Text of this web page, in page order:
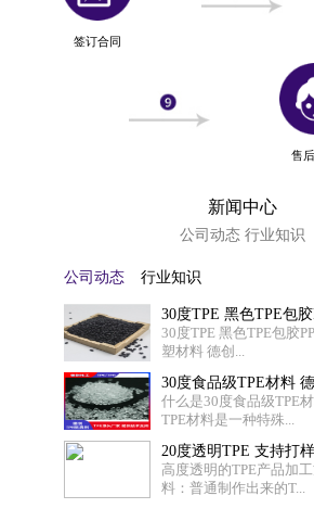
签订合同
售
新闻中心
公司动态 行业知识
公司动态 行业知识
30度TPE 黑色TPE包胶
30度TPE 黑色TPE包胶
塑材料 德创...
30度食品级TPE材料 德
什么是30度食品级TPE
TPE材料是一种特殊...
20度透明TPE 支持打样
高度透明的TPE产品加
料：普通制作出来的T...